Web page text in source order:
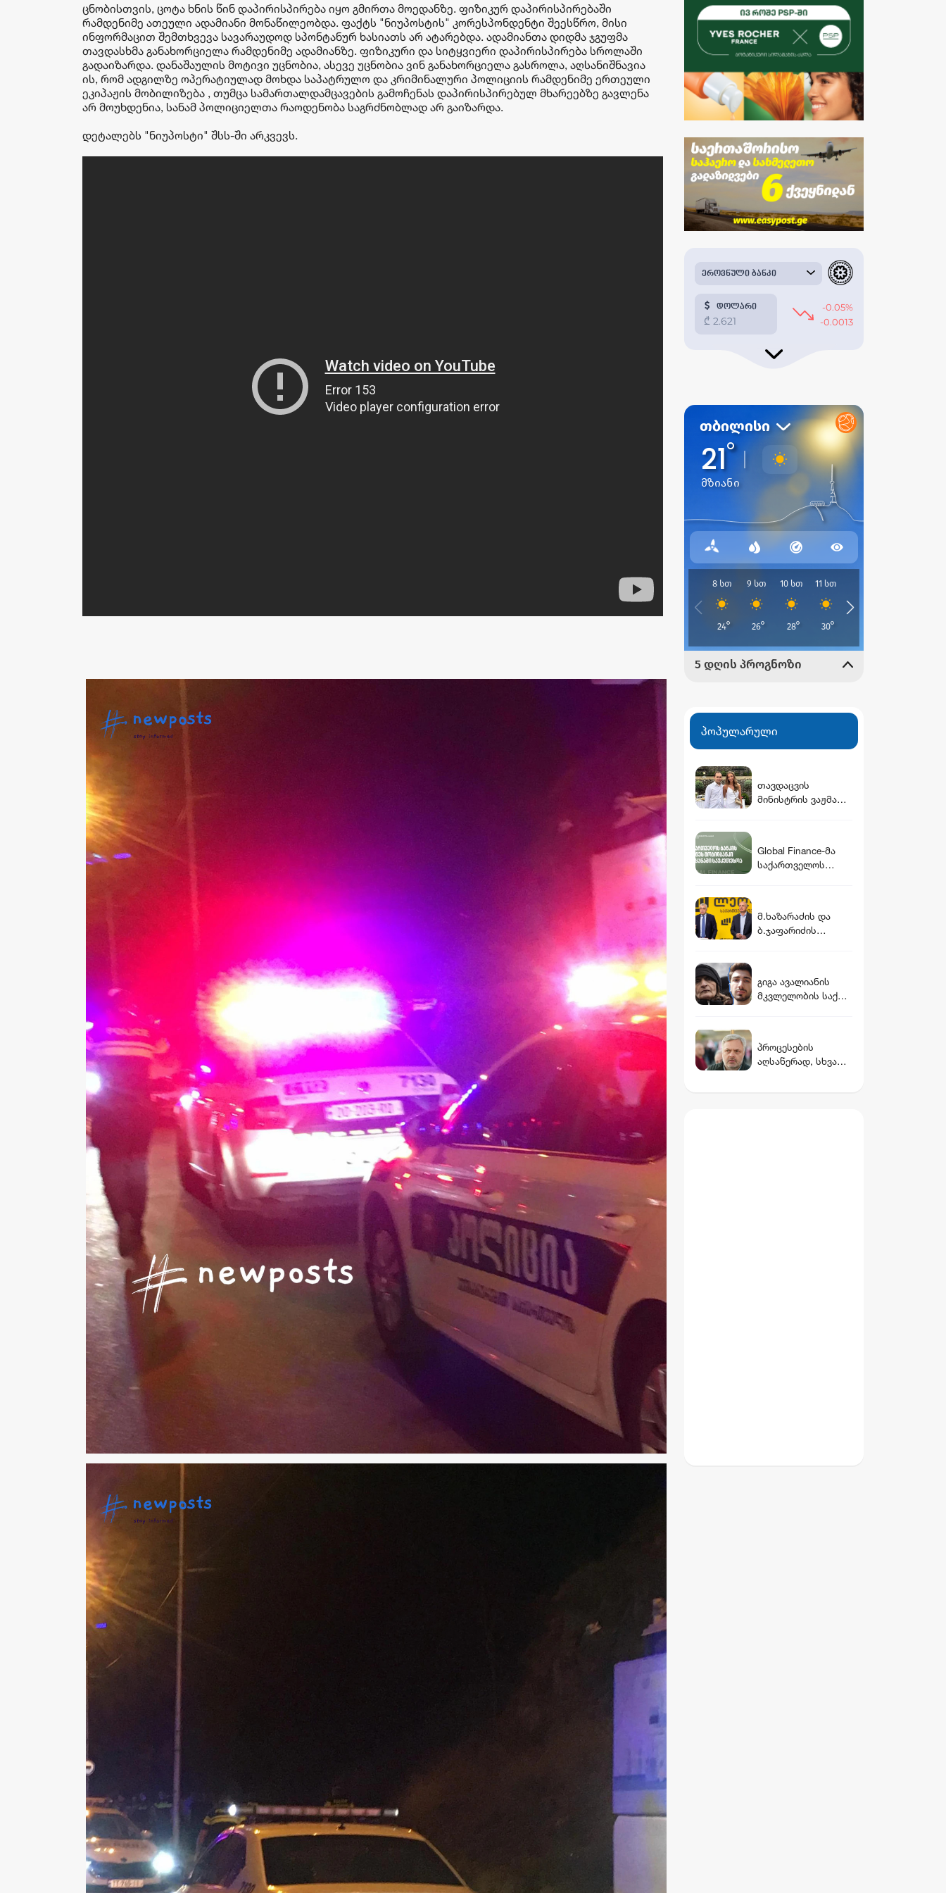
ცნობისთვის, ცოტა ხნის წინ დაპირისპირება იყო გმირთა მოედანზე. ფიზიკურ დაპირისპირებაში
რამდენიმე ათეული ადამიანი მონაწილეობდა. ფაქტს "ნიუპოსტის" კორესპონდენტი შეესწრო, მისი
ინფორმაცით შემთხვევა სავარაუდოდ სპონტანურ ხასიათს არ ატარებდა. ადამიანთა დიდმა ჯგუფმა
თავდასხმა განახორციელა რამდენიმე ადამიანზე. ფიზიკური და სიტყვიერი დაპირისპირება სროლაში
გადაიზარდა. დანაშაულის მოტივი უცნობია, ასევე უცნობია ვინ განახორციელა გასროლა, აღსანიშნავია
ის, რომ ადგილზე ოპერატიულად მოხდა საპატრულო და კრიმინალური პოლიციის რამდენიმე ერთეული
ეკიპაჟის მობილიზება , თუმცა სამართალდამცავების გამოჩენას დაპირისპირებულ მხარეებზე გავლენა
არ მოუხდენია, სანამ პოლიციელთა რაოდენობა საგრძნობლად არ გაიზარდა.
დეტალებს "ნიუპოსტი" შსს-ში არკვევს.
პოპულარული
თავდაცვის
მინისტრის ვაჟმა
რჩეული
Global Finance-მა
საქართველოს
საუკეთესოდ
დაასახელა
მ.ხაზარაძის და
ბ.ჯაფარიძის
გაგრძელება -
დავით ჩხეიძე
გიგა ავალიანის
მკვლელობის საქმე:
მასწავლებლის
დედის განცხადება
პროცესების
აღსაწერად, სხვა